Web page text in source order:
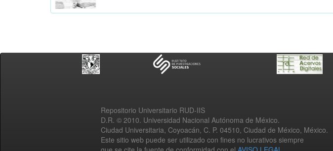
Repositorio Universitario RUD-IIS
D.R. © 2010. Universidad Nacional Autónoma de México.
Ciudad Universitaria, Coyoacán, C. P. 04510, Ciudad de México, México.
Este sitio web puede ser utilizado con fines no lucrativos siempre